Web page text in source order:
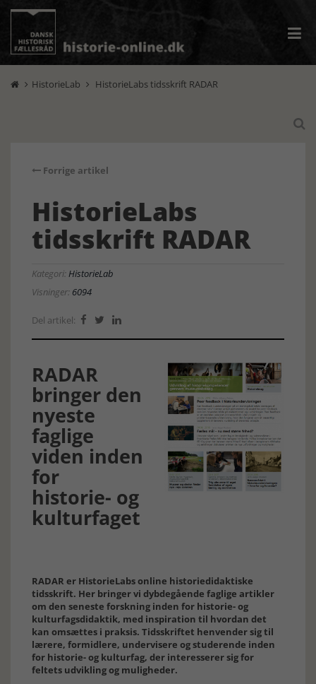
 HistorieLab  HistorieLabs tidsskrift RADAR

Forrige artikel
HistorieLabs
tidsskrift RADAR
Kategori:HistorieLab
Visninger: 6094
Del artikel:   
RADAR
bringer den
nyeste
faglige
viden inden
for
historie- og
kulturfaget
RADAR er HistorieLabs online historiedidaktiske
tidsskrift. Her bringer vi dybdegående faglige artikler
om den seneste forskning inden for historie- og
kulturfagsdidaktik, med inspiration til hvordan det
kan omsættes i praksis. Tidsskriftet henvender sig til
lærere, formidlere, undervisere og studerende inden
for historie- og kulturfag, der interesserer sig for
feltets udvikling og muligheder.